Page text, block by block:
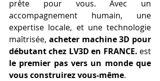
prête pour vous. Avec un
accompagnement humain, une
expertise locale, et une technologie
maîtrisée, acheter machine 3D pour
débutant chez LV3D en FRANCE.
le premier pas vers un monde que
vous construirez vous-même.